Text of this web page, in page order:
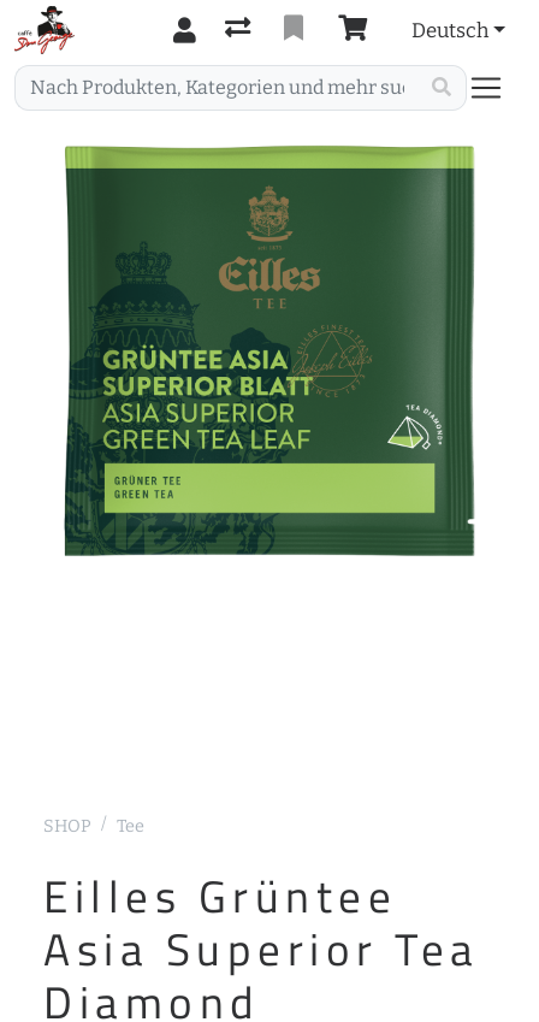
Deutsch
SHOP Tee
Eilles Grüntee
Asia Superior Tea
Diamond